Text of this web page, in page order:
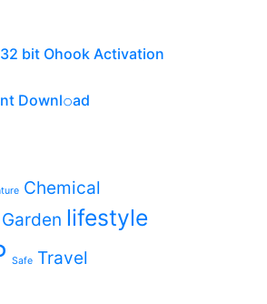
bit Ohook Activation
Downl𝚘аd
Chemical
Garden lifestyle
Safe Travel